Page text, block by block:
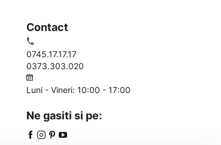
Contact
0745.17.17.17
0373.303.020
Luni - Vineri: 10:00 - 17:00
Ne gasiti si pe: